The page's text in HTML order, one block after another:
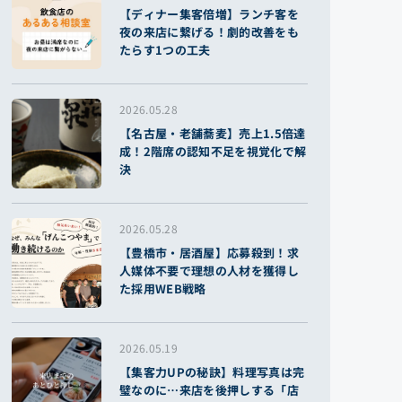
【ディナー集客倍増】ランチ客を
夜の来店に繋げる！劇的改善をも
たらす1つの工夫
2026.05.28
【名古屋・老舗蕎麦】売上1.5倍達
成！2階席の認知不足を視覚化で解
決
2026.05.28
【豊橋市・居酒屋】応募殺到！求
人媒体不要で理想の人材を獲得し
た採用WEB戦略
2026.05.19
【集客力UPの秘訣】料理写真は完
璧なのに…来店を後押しする「店